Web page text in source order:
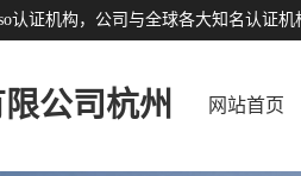
认证机构，公司与全球各大知名认证机
公司杭州 网站首页